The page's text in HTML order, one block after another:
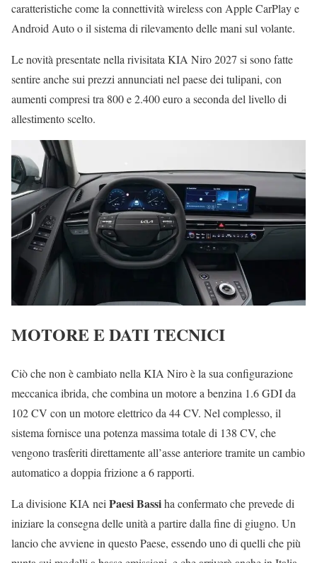
caratteristiche come la connettività wireless con Apple CarPlay e
Android Auto o il sistema di rilevamento delle mani sul volante.
Le novità presentate nella rivisitata KIA Niro 2027 si sono fatte
sentire anche sui prezzi annunciati nel paese dei tulipani, con
aumenti compresi tra 800 e 2.400 euro a seconda del livello di
allestimento scelto.
MOTORE E DATI TECNICI
Ciò che non è cambiato nella KIA Niro è la sua configurazione
meccanica ibrida, che combina un motore a benzina 1.6 GDI da
102 CV con un motore elettrico da 44 CV. Nel complesso, il
sistema fornisce una potenza massima totale di 138 CV, che
vengono trasferiti direttamente all’asse anteriore tramite un cambio
automatico a doppia frizione a 6 rapporti.
La divisione KIA nei Paesi Bassiha confermato che prevede di
iniziare la consegna delle unità a partire dalla fine di giugno. Un
lancio che avviene in questo Paese, essendo uno di quelli che più